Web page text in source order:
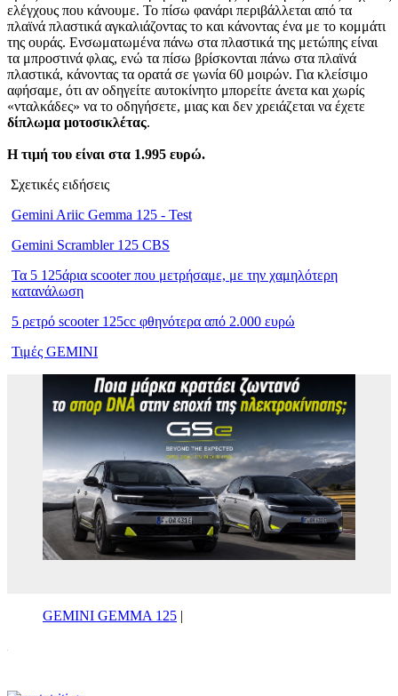
ελέγχους που κάνουμε. Το πίσω φανάρι περιβάλλεται από τα
πλαϊνά πλαστικά αγκαλιάζοντας το και κάνοντας ένα με το κομμάτι
της ουράς. Ενσωματωμένα πάνω στα πλαστικά της μετώπης είναι
τα μπροστινά φλας, ενώ τα πίσω βρίσκονται πάνω στα πλαϊνά
πλαστικά, κάνοντας τα ορατά σε γωνία 60 μοιρών. Για κλείσιμο
αφήσαμε, ότι αν οδηγείτε αυτοκίνητο μπορείτε άνετα και χωρίς
«νταλκάδες» να το οδηγήσετε, μιας και δεν χρειάζεται να έχετε
δίπλωμα μοτοσικλέτας.
Η τιμή του είναι στα 1.995 ευρώ.
Σχετικές ειδήσεις
Gemini Ariic Gemma 125 - Test
Gemini Scrambler 125 CBS
Τα 5 125άρια scooter που μετρήσαμε, με την χαμηλότερη
κατανάλωση
5 ρετρό scooter 125cc φθηνότερα από 2.000 ευρώ
Τιμές GEMINI
GEMINI GEMMA 125 |